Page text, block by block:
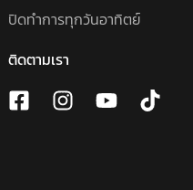
ปิดทำการทุกวันอาทิตย์
ติดตามเรา